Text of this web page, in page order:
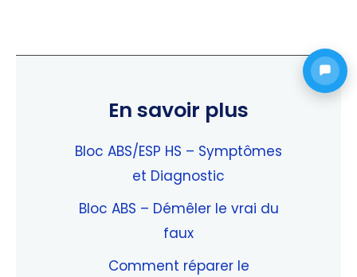
En savoir plus
Bloc ABS/ESP HS – Symptômes
et Diagnostic
Bloc ABS – Démêler le vrai du
faux
Comment réparer le